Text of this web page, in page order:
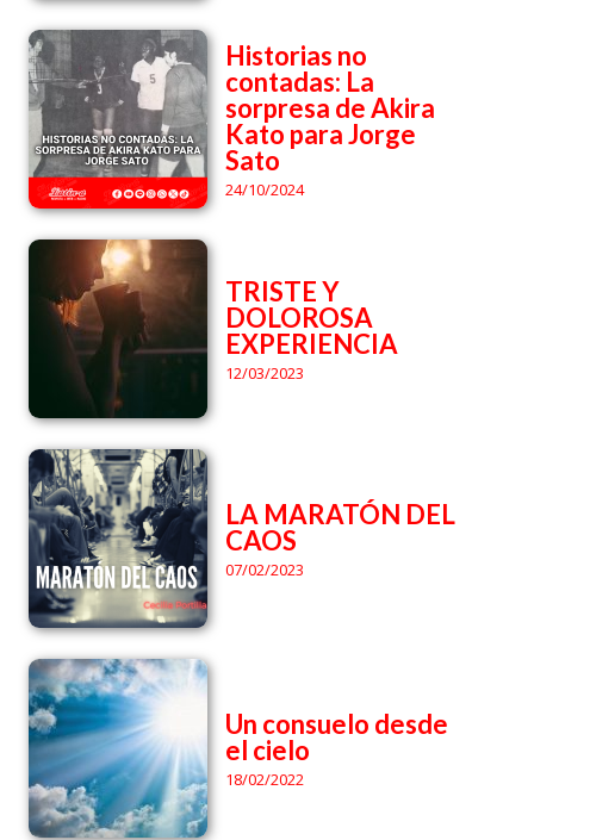
Historias no
contadas: La
sorpresa de Akira
Kato para Jorge
Sato
24/10/2024
TRISTE Y
DOLOROSA
EXPERIENCIA
12/03/2023
LA MARATÓN DEL
CAOS
07/02/2023
Un consuelo desde
el cielo
18/02/2022